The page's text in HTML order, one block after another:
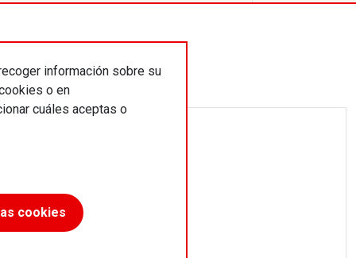
información sobre su
o en
cuáles aceptas o
cookies